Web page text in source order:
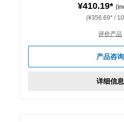
¥410.19*
(¥356.69* /
评价产品
产品咨询
详细信息